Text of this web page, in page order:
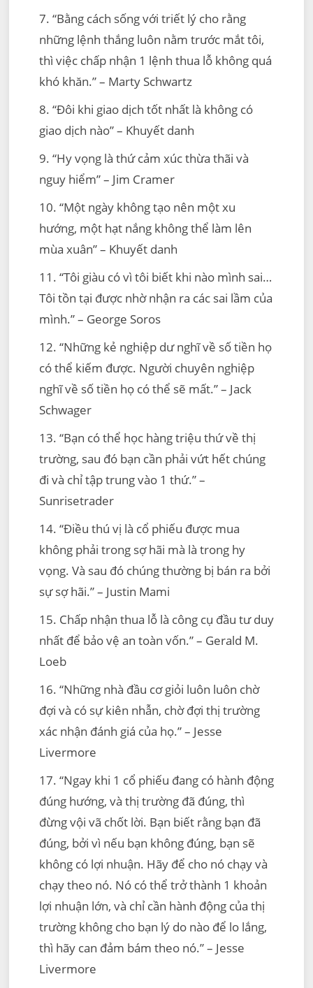
7. “Bằng cách sống với triết lý cho rằng
những lệnh thắng luôn nằm trước mắt tôi,
thì việc chấp nhận 1 lệnh thua lỗ không quá
khó khăn.” – Marty Schwartz
8. “Đôi khi giao dịch tốt nhất là không có
giao dịch nào” – Khuyết danh
9. “Hy vọng là thứ cảm xúc thừa thãi và
nguy hiểm” – Jim Cramer
10. “Một ngày không tạo nên một xu
hướng, một hạt nắng không thể làm lên
mùa xuân” – Khuyết danh
11. “Tôi giàu có vì tôi biết khi nào mình sai…
Tôi tồn tại được nhờ nhận ra các sai lầm của
mình.” – George Soros
12. “Những kẻ nghiệp dư nghĩ về số tiền họ
có thể kiếm được. Người chuyên nghiệp
nghĩ về số tiền họ có thể sẽ mất.” – Jack
Schwager
13. “Bạn có thể học hàng triệu thứ về thị
trường, sau đó bạn cần phải vứt hết chúng
đi và chỉ tập trung vào 1 thứ.” –
Sunrisetrader
14. “Điều thú vị là cổ phiếu được mua
không phải trong sợ hãi mà là trong hy
vọng. Và sau đó chúng thường bị bán ra bởi
sự sợ hãi.” – Justin Mami
15. Chấp nhận thua lỗ là công cụ đầu tư duy
nhất để bảo vệ an toàn vốn.” – Gerald M.
Loeb
16. “Những nhà đầu cơ giỏi luôn luôn chờ
đợi và có sự kiên nhẫn, chờ đợi thị trường
xác nhận đánh giá của họ.” – Jesse
Livermore
17. “Ngay khi 1 cổ phiếu đang có hành động
đúng hướng, và thị trường đã đúng, thì
đừng vội vã chốt lời. Bạn biết rằng bạn đã
đúng, bởi vì nếu bạn không đúng, bạn sẽ
không có lợi nhuận. Hãy để cho nó chạy và
chạy theo nó. Nó có thể trở thành 1 khoản
lợi nhuận lớn, và chỉ cần hành động của thị
trường không cho bạn lý do nào để lo lắng,
thì hãy can đảm bám theo nó.” – Jesse
Livermore